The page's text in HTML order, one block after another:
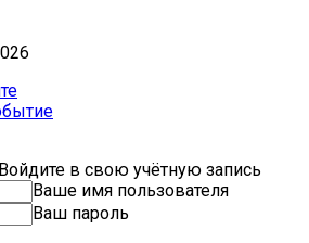
в свою учётную запись
Ваше имя пользователя
Ваш пароль